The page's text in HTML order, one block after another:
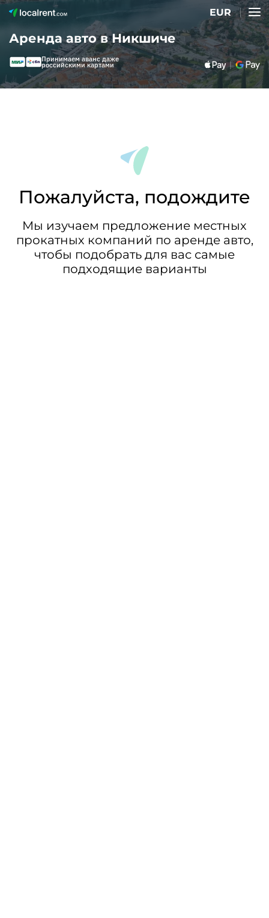
EUR
Аренда авто в Никшиче
Принимаем аванс даже
российскими картами
Пожалуйста, подождите
Мы изучаем предложение местных
прокатных компаний по аренде авто,
чтобы подобрать для вас самые
подходящие варианты